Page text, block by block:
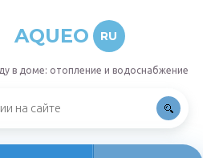
AQUEO RU
в доме: отопление и водоснабжение